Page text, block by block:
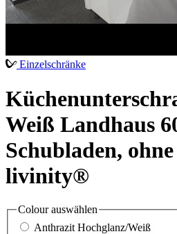
Einzelschränke
Weiß Landhaus
Schubladen,
livinity®
Colourauswählen
Anthrazit Hochglanz/Weiß